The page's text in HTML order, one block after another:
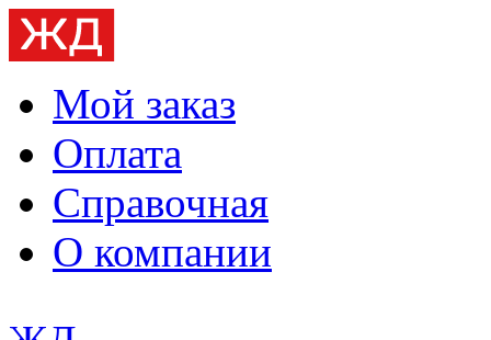
Мой заказ
Оплата
Справочная
О компании